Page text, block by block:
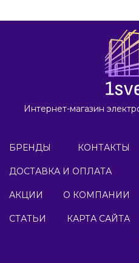
Интернет-магазин
БРЕНДЫ КОНТАКТЫ
ДОСТАВКА И ОПЛАТА
АКЦИИ О КОМПАНИИ
СТАТЬИ КАРТА САЙТА